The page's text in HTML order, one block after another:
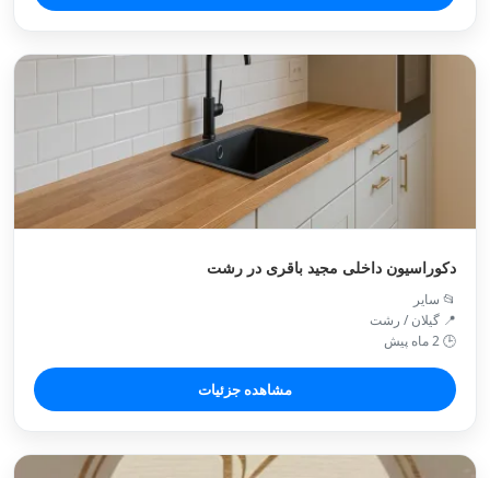
دکوراسیون داخلی مجید باقری در رشت
📂 سایر
📍 گیلان / رشت
🕒 2 ماه پیش
مشاهده جزئیات